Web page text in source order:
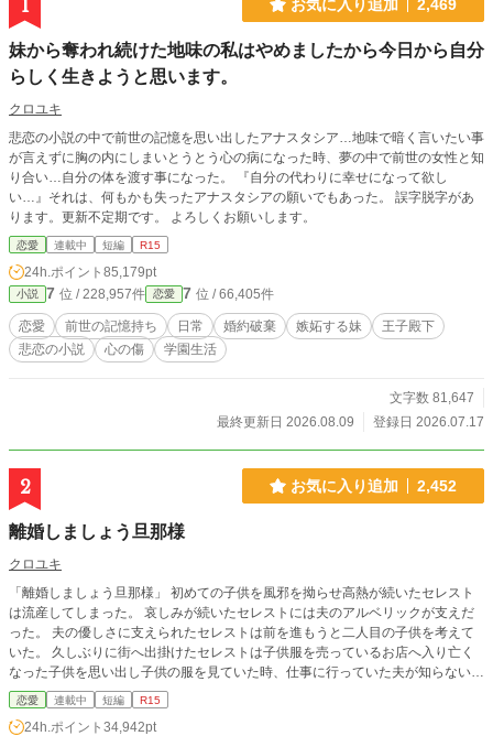
1 お気に入り追加 2,469
妹から奪われ続けた地味の私はやめましたから今日から自分
らしく生きようと思います。
クロユキ
悲恋の小説の中で前世の記憶を思い出したアナスタシア…地味で暗く言いたい事
が言えずに胸の内にしまいとうとう心の病になった時、夢の中で前世の女性と知
り合い…自分の体を渡す事になった。 『自分の代わりに幸せになって欲し
い…』それは、何もかも失ったアナスタシアの願いでもあった。 誤字脱字があ
ります。更新不定期です。 よろしくお願いします。
恋愛 連載中 短編 R15
24h.ポイント 85,179pt
小説 7 位 / 228,957件 恋愛 7 位 / 66,405件
恋愛 前世の記憶持ち 日常 婚約破棄 嫉妬する妹
王子殿下
悲恋の小説
心の傷 学園生活
文字数 81,647
最終更新日 2026.08.09
登録日 2026.07.17
2 お気に入り追加 2,452
離婚しましょう旦那様
クロユキ
「離婚しましょう旦那様」 初めての子供を風邪を拗らせ高熱が続いたセレスト
は流産してしまった。 哀しみが続いたセレストには夫のアルベリックが支えだ
った。 夫の優しさに支えられたセレストは前を進もうと二人目の子供を考えて
いた。 久しぶりに街へ出掛けたセレストは子供服を売っているお店へ入り亡く
なった子供を思い出し子供の服を見ていた時、仕事に行っていた夫が知らない女
性と小さな女の子を連れている姿を見てしまった。 誤字脱字があります。 更新
が不定期ですが、よろしくお願いします。
恋愛 連載中 短編 R15
24h.ポイント 34,942pt